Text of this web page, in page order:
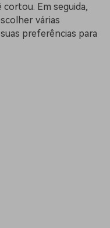
Em seguida,
várias
preferências para